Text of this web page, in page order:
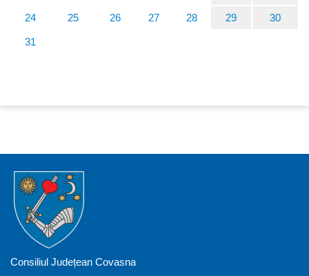
24 25 26 27 28 29 30
31
Consiliul Județean Covasna